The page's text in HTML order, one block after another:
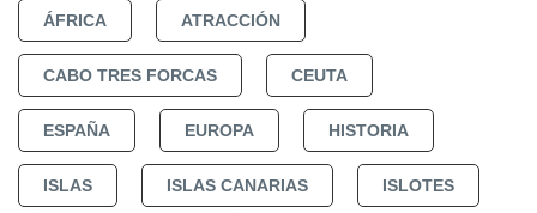
ÁFRICA ATRACCIÓN
CABO TRES FORCAS CEUTA
ESPAÑA EUROPA HISTORIA
ISLAS ISLAS CANARIAS ISLOTES